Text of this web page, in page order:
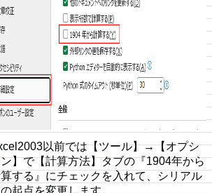
以前では【ツール】→【オプシ
】で【計算方法】タブの『1904年から
する』にチェックを入れて、シリアル